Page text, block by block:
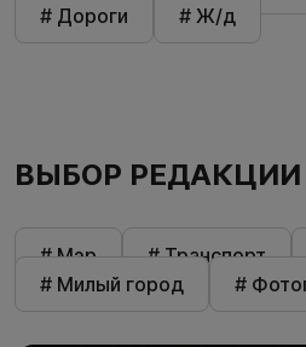
# Дороги
# Ж/д
ВЫБОР РЕДАКЦИИ
# Мэр # Транспорт
# Милый город
#